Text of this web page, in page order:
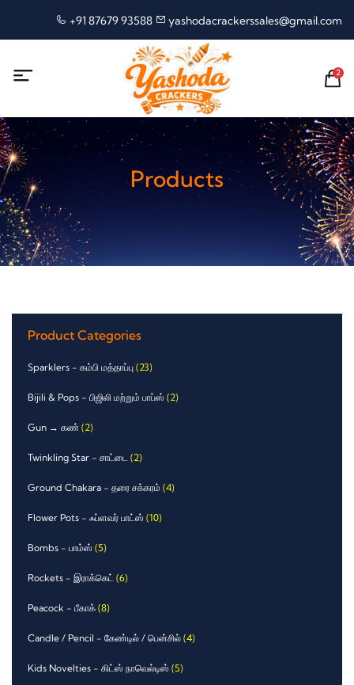
+91 87679 93588 yashodacrackerssales@gmail.com
2
Products
Product Categories
Sparklers - கம்பி மத்தாப்பு (23)
Bijili & Pops - பிஜிலி மற்றும் பாப்ஸ் (2)
Gun → கண் (2)
Twinkling Star - சாட்டை (2)
Ground Chakara - தரை சக்கரம் (4)
Flower Pots - ஃப்ளவர் பாட்ஸ் (10)
Bombs - பாம்ஸ் (5)
Rockets - இராக்கெட் (6)
Peacock - பீகாக் (8)
Candle / Pencil - கேண்டில் / பென்சில் (4)
Kids Novelties - கிட்ஸ் நாவெல்டிஸ் (5)